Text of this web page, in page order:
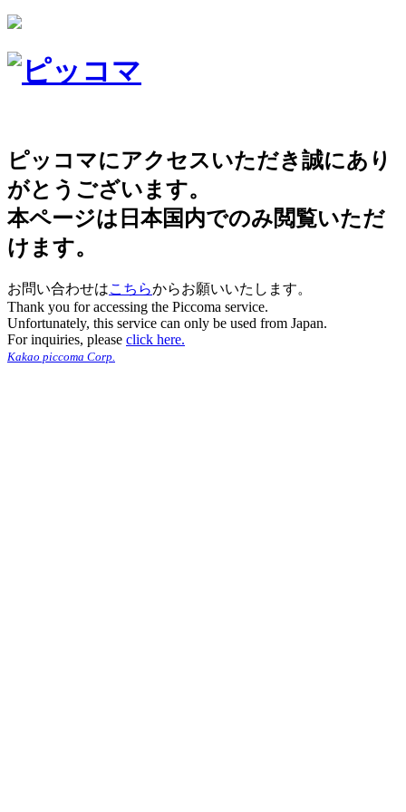
ピッコマにアクセスいただき誠にあり
がとうございます。
本ページは日本国内でのみ閲覧いただ
けます。
お問い合わせはこちらからお願いいたします。
Thank you for accessing the Piccoma service.
Unfortunately, this service can only be used from Japan.
For inquiries, please click here.
Kakao piccoma Corp.